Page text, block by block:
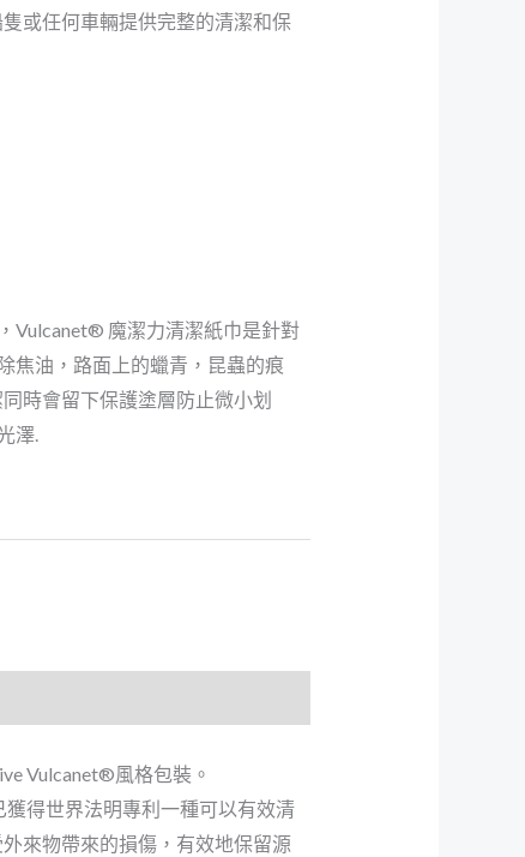
或任何車輛提供完整的清潔和保
Vulcanet® 魔潔力清潔紙巾是針對
焦油，路面上的蠟青，昆蟲的痕
時會留下保護塗層防止微小划
澤.
Vulcanet®風格包裝。
得世界法明專利一種可以有效清
來物帶來的損傷，有效地保留源